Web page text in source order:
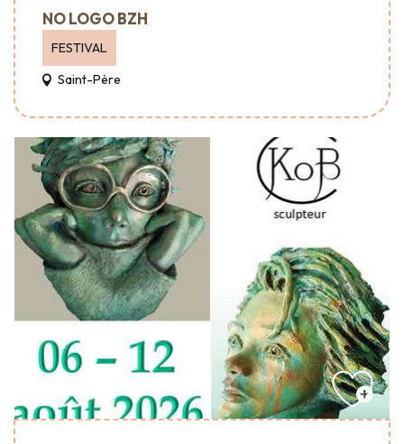
NO LOGO BZH
FESTIVAL
Saint-Père